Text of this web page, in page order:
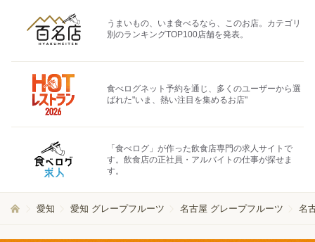
うまいもの、いま食べるなら、このお店。カテゴリ
別のランキングTOP100店舗を発表。
食べログネット予約を通じ、多くのユーザーから選
ばれた"いま、熱い注目を集めるお店"
「食べログ」が作った飲食店専門の求人サイトで
す。飲食店の正社員・アルバイトの仕事が探せま
す。
愛知 愛知 グレープフルーツ 名古屋 グレープフルーツ 名